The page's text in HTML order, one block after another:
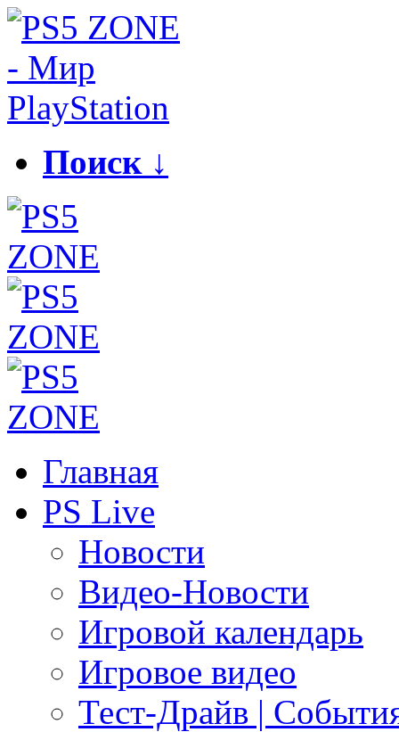
Поиск ↓
Главная
PS Live
Новости
Видео-Новости
Игровой календарь
Игровое видео
Тест-Драйв |